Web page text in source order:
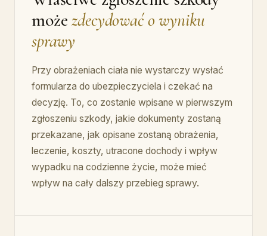
możezdecydować o wyniku
sprawy
Przy obrażeniach ciała nie wystarczy wysłać
formularza do ubezpieczyciela i czekać na
decyzję. To, co zostanie wpisane w pierwszym
zgłoszeniu szkody, jakie dokumenty zostaną
przekazane, jak opisane zostaną obrażenia,
leczenie, koszty, utracone dochody i wpływ
wypadku na codzienne życie, może mieć
wpływ na cały dalszy przebieg sprawy.